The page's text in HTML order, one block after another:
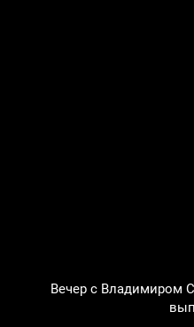
Вечер с Владимиром